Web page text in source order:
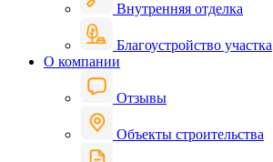
Внутренняя отделка
Благоустройство участка
О компании
Отзывы
Объекты строительства